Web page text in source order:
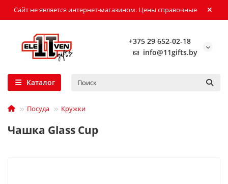
Сайт не является интернет-магазином. Цены справочные
+375 29 652-02-18
info@11gifts.by
Каталог
Посуда Кружки
Чашка Glass Cup